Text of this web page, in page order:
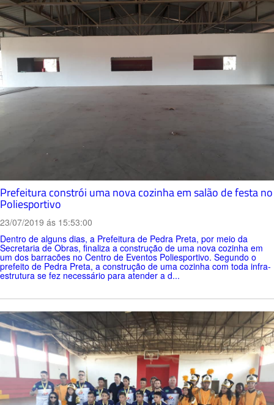
Prefeitura constrói uma nova cozinha em salão de festa no
Poliesportivo
23/07/2019 ás 15:53:00
Dentro de alguns dias, a Prefeitura de Pedra Preta, por meio da
Secretaria de Obras, finaliza a construção de uma nova cozinha em
um dos barracões no Centro de Eventos Poliesportivo. Segundo o
prefeito de Pedra Preta, a construção de uma cozinha com toda infra-
estrutura se fez necessário para atender a d...